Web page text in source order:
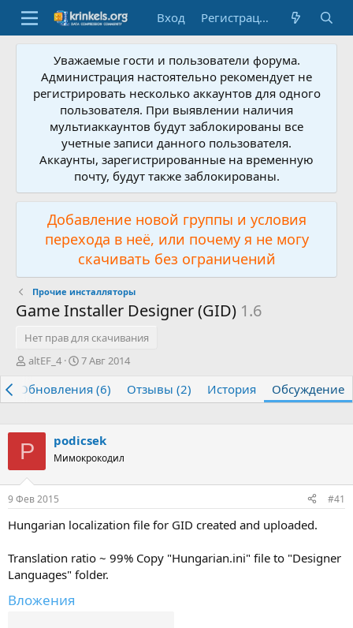
Вход Регистрация
Уважаемые гости и пользователи форума.
Администрация настоятельно рекомендует не
регистрировать несколько аккаунтов для одного
пользователя. При выявлении наличия
мультиаккаунтов будут заблокированы все
учетные записи данного пользователя.
Аккаунты, зарегистрированные на временную
почту, будут также заблокированы.
Добавление новой группы и условия
перехода в неё, или почему я не могу
скачивать без ограничений
Прочие инсталляторы
Game Installer Designer (GID) 1.6
Нет прав для скачивания
А
т
о
т
е
ы
altEF_4
Д
т
а
ч
а
а
7 Авг 2014
Обновления (6) Отзывы (2) История Обсуждение
P podicsek
Мимокрокодил
9 Фев 2015 #41
Hungarian localization file for GID created and uploaded.
Translation ratio ~ 99% Copy "Hungarian.ini" file to "Designer
Languages" folder.
Вложения